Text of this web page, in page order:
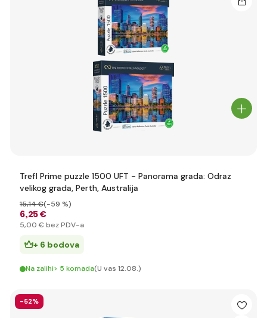
Trefl Prime puzzle 1500 UFT - Panorama grada: Odraz
velikog grada, Perth, Australija
6,25 €
15,14 €(-59 %)
5,00 € bez PDV-a
+ 6 bodova
Na zalihi> 5 komada(U vas 12.08.)
-52%